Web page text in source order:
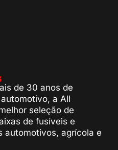
de 30 anos de
a All
seleção de
de fusíveis e
automotivos, agrícola e